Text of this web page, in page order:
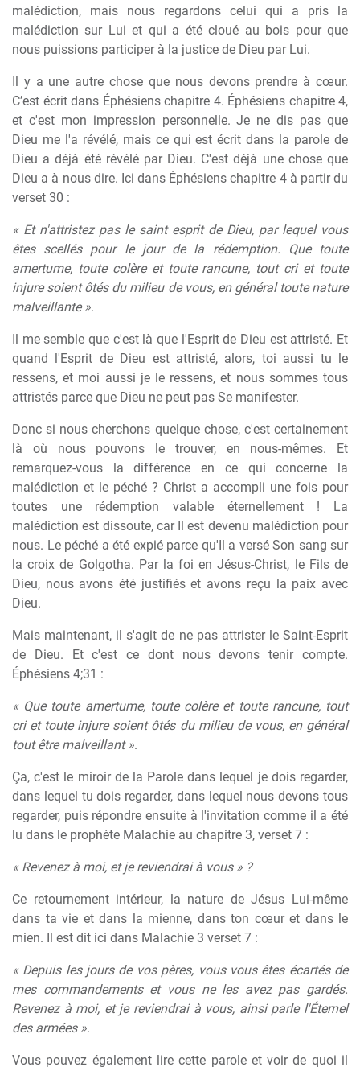
malédiction, mais nous regardons celui qui a pris la
malédiction sur Lui et qui a été cloué au bois pour que
nous puissions participer à la justice de Dieu par Lui.
Il y a une autre chose que nous devons prendre à cœur.
C’est écrit dans Éphésiens chapitre 4. Éphésiens chapitre 4,
et c'est mon impression personnelle. Je ne dis pas que
Dieu me l'a révélé, mais ce qui est écrit dans la parole de
Dieu a déjà été révélé par Dieu. C'est déjà une chose que
Dieu a à nous dire. Ici dans Éphésiens chapitre 4 à partir du
verset 30 :
« Et n'attristez pas le saint esprit de Dieu, par lequel vous
êtes scellés pour le jour de la rédemption. Que toute
amertume, toute colère et toute rancune, tout cri et toute
injure soient ôtés du milieu de vous, en général toute nature
malveillante ».
Il me semble que c'est là que l'Esprit de Dieu est attristé. Et
quand l'Esprit de Dieu est attristé, alors, toi aussi tu le
ressens, et moi aussi je le ressens, et nous sommes tous
attristés parce que Dieu ne peut pas Se manifester.
Donc si nous cherchons quelque chose, c'est certainement
là où nous pouvons le trouver, en nous-mêmes. Et
remarquez-vous la différence en ce qui concerne la
malédiction et le péché ? Christ a accompli une fois pour
toutes une rédemption valable éternellement ! La
malédiction est dissoute, car Il est devenu malédiction pour
nous. Le péché a été expié parce qu'Il a versé Son sang sur
la croix de Golgotha. Par la foi en Jésus-Christ, le Fils de
Dieu, nous avons été justifiés et avons reçu la paix avec
Dieu.
Mais maintenant, il s'agit de ne pas attrister le Saint-Esprit
de Dieu. Et c'est ce dont nous devons tenir compte.
Éphésiens 4;31 :
« Que toute amertume, toute colère et toute rancune, tout
cri et toute injure soient ôtés du milieu de vous, en général
tout être malveillant ».
Ça, c'est le miroir de la Parole dans lequel je dois regarder,
dans lequel tu dois regarder, dans lequel nous devons tous
regarder, puis répondre ensuite à l'invitation comme il a été
lu dans le prophète Malachie au chapitre 3, verset 7 :
« Revenez à moi, et je reviendrai à vous » ?
Ce retournement intérieur, la nature de Jésus Lui-même
dans ta vie et dans la mienne, dans ton cœur et dans le
mien. Il est dit ici dans Malachie 3 verset 7 :
« Depuis les jours de vos pères, vous vous êtes écartés de
mes commandements et vous ne les avez pas gardés.
Revenez à moi, et je reviendrai à vous, ainsi parle l'Éternel
des armées ».
Vous pouvez également lire cette parole et voir de quoi il